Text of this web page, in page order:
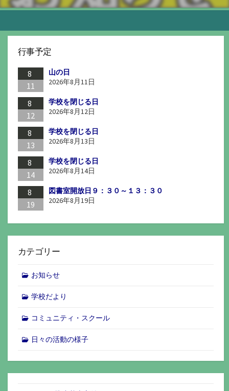
行事予定
8
11
山の日
2026年8月11日
8
12
学校を閉じる日
2026年8月12日
8
13
学校を閉じる日
2026年8月13日
8
14
学校を閉じる日
2026年8月14日
8
19
図書室開放日９：３０～１３：３０
2026年8月19日
カテゴリー
お知らせ
学校だより
コミュニティ・スクール
日々の活動の様子